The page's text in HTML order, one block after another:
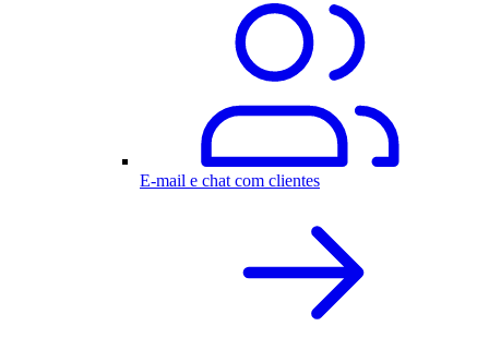
E-mail e chat com clientes